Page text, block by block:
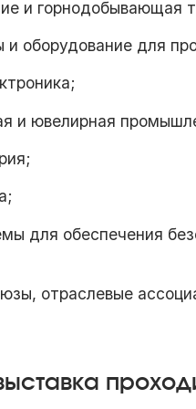
и горнодобывающая
оборудование для
и ювелирная
для обеспечения
отраслевые